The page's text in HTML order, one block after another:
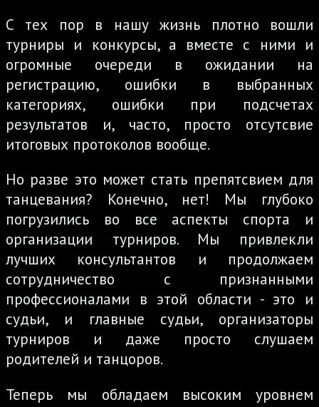
С тех пор в нашу жизнь плотно вошли
турниры и конкурсы, а вместе с ними и
огромные очереди в ожидании на
регистрацию, ошибки в выбранных
категориях, ошибки при подсчетах
результатов и, часто, просто отсутсвие
итоговых протоколов вообще.
Но разве это может стать препятсвием для
танцевания? Конечно, нет! Мы глубоко
погрузились во все аспекты спорта и
организации турниров. Мы привлекли
лучших консультантов и продолжаем
сотрудничество с признанными
профессионалами в этой области - это и
судьи, и главные судьи, организаторы
турниров и даже просто слушаем
родителей и танцоров.
Теперь мы обладаем высоким уровнем